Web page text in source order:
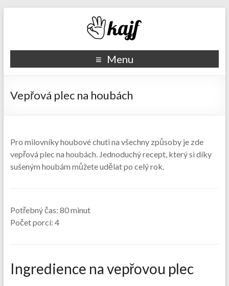
Recepty kajf.cz
Menu
Vepřová plec na houbách
Pro milovníky houbové chuti na všechny způsoby je zde
vepřová plec na houbách. Jednoduchý recept, který si díky
sušeným houbám můžete udělat po celý rok.
Potřebný čas: 80 minut
Počet porcí: 4
Ingredience na vepřovou plec